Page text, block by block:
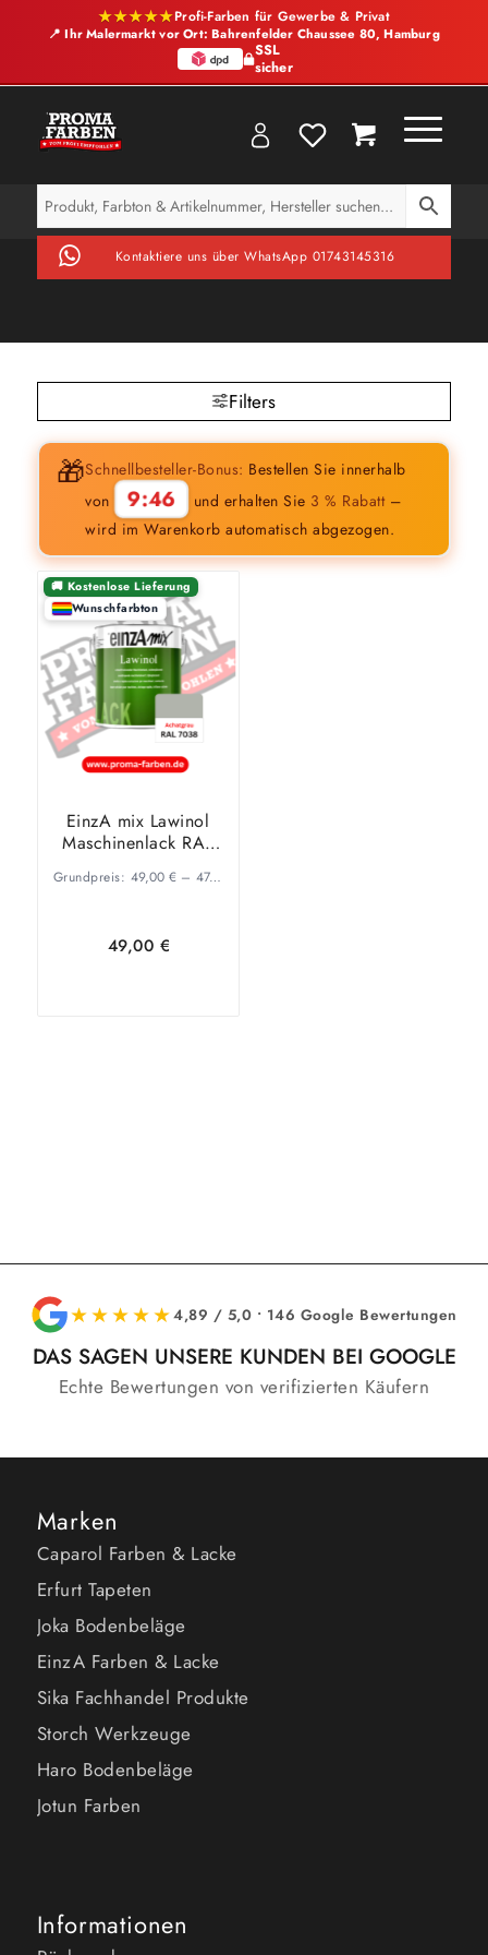
★★★★★Profi-Farben für Gewerbe & Privat
📍 Ihr Malermarkt vor Ort: Bahrenfelder Chaussee 80, Hamburg
SSL
sicher
Kontaktiere uns über WhatsApp 01743145316
Filters
🎁Schnellbesteller-Bonus: Bestellen Sie innerhalb
von
9:46 und erhalten Sie 3 % Rabatt –
wird im Warenkorb automatisch abgezogen.
🚚 Kostenlose Lieferung
Wunschfarbton
EinzA mix Lawinol
Maschinenlack RAL
7038 Achatgrau
Grundpreis: 49,00 €–47,68
49,00 €
★★★★★4,89 / 5,0 • 146 Google Bewertungen
DAS SAGEN UNSERE KUNDEN BEI GOOGLE
Echte Bewertungen von verifizierten Käufern
Marken
Caparol Farben & Lacke
Erfurt Tapeten
Joka Bodenbeläge
EinzA Farben & Lacke
Sika Fachhandel Produkte
Storch Werkzeuge
Haro Bodenbeläge
Jotun Farben
Informationen